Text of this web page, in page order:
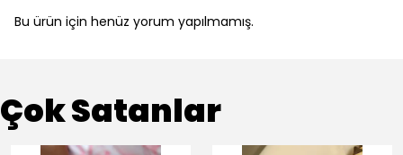
Bu ürün için henüz yorum yapılmamış.
Çok Satanlar